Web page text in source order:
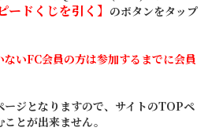
ードくじを引く】 のボタンをタップ
いFC会員の方は参加するまでに会員
ージとなりますので、サイトのTOPペ
とが出来ません。